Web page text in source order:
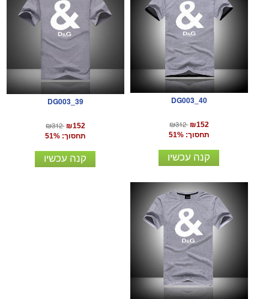
DG003_39
₪312 ₪152
תחסוך: 51%
קנה עכשיו
DG003_40
₪312 ₪152
תחסוך: 51%
קנה עכשיו